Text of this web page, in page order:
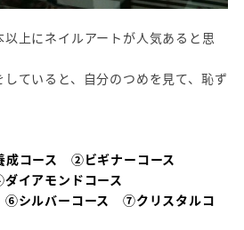
上にネイルアートが人気あると思
ていると、自分のつめを見て、恥ず
成コース ②ビギナーコース
イアモンドコース
ルバーコース ⑦クリスタルコ